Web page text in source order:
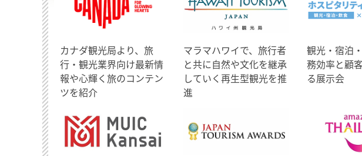
​カナダ観光局より、旅
行・観光業界向け最新情
報や心輝く旅のコンテン
ツを紹介
マラマハワイで、旅行者
と共に自然や文化を継承
していく再生型観光を推
進
観光・宿泊
務効率と顧
る展示会